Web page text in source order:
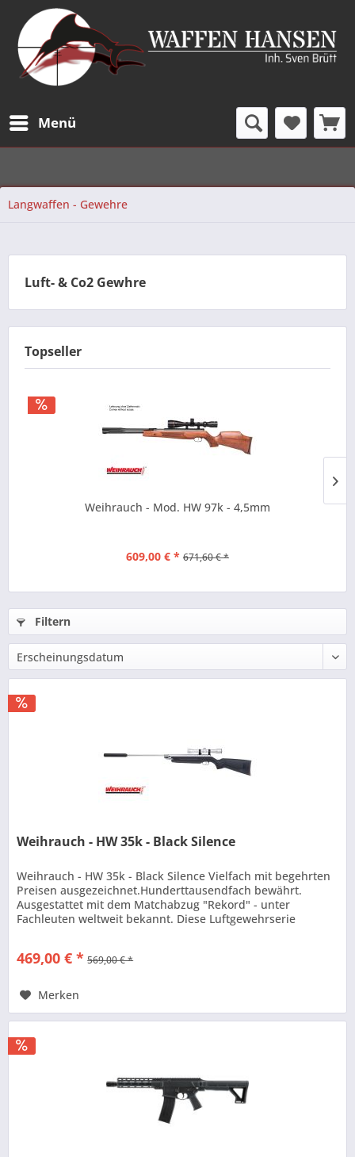
Menü
Langwaffen - Gewehre
Luft- & Co2 Gewhre
Topseller
Weihrauch - Mod. HW 97k - 4,5mm
609,00 € * 671,60 € *
Filtern
Weihrauch - HW 35k - Black Silence
Weihrauch - HW 35k - Black Silence Vielfach mit begehrten
Preisen ausgezeichnet.Hunderttausendfach bewährt.
Ausgestattet mit dem Matchabzug "Rekord" - unter
Fachleuten weltweit bekannt. Diese Luftgewehrserie
469,00 € * 569,00 € *
Merken